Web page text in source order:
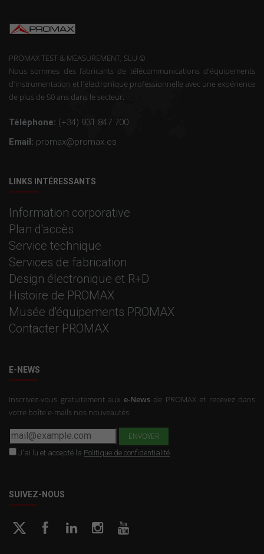
PROMAX TEST & MEASUREMENT, SLU ©
Nous sommes des fabricants de télécommunications d'équipements
d'instrumentation et l'électronique professionnelle avec une expérience
de plus de 50 ans dans le secteur.
Téléphone: (+34) 931 847 700
Email: promax@promax.es
LINKS INTÉRESSANTS
Information corporative
Plan d'accès
Service technique
Services de fabrication
Design électronique et R+D
Histoire de PROMAX
Musée d'équipements PROMAX
Contacter PROMAX
E-NEWS
Inscrivez-vous gratuitement aux e-Newsde PROMAX et recevez dans
votre boîte e-mails nos nouveautés.
J'ai lu et accepté la Politique de confidentialité
SUIVEZ-NOUS